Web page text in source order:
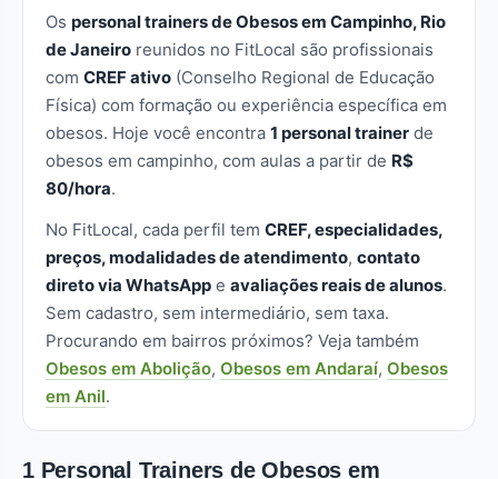
Os personal trainers de Obesos em Campinho, Rio
de Janeiro reunidos no FitLocal são profissionais
com CREF ativo (Conselho Regional de Educação
Física) com formação ou experiência específica em
obesos. Hoje você encontra 1 personal trainer de
obesos em campinho, com aulas a partir de R$
80/hora.
No FitLocal, cada perfil tem CREF, especialidades,
preços, modalidades de atendimento, contato
direto via WhatsApp e avaliações reais de alunos.
Sem cadastro, sem intermediário, sem taxa.
Procurando em bairros próximos? Veja também
Obesos em Abolição, Obesos em Andaraí, Obesos
em Anil.
1 Personal Trainers de Obesos em